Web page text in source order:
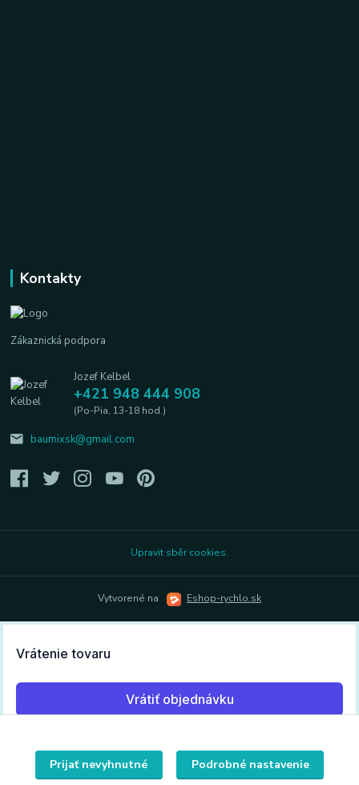
Kontakty
Zákaznická podpora
Jozef Kelbel
+421 948 444 908
(Po-Pia, 13-18 hod.)
baumixsk@gmail.com
Upravit sběr cookies.
Vytvorené na Eshop-rychlo.sk
Prijať nevyhnutné Podrobné nastavenie